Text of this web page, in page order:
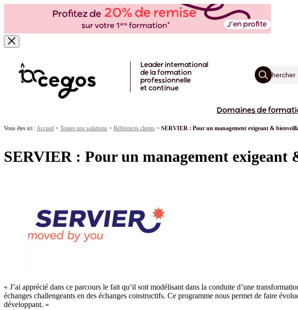
Leader international
de la formation
professionnelle
et continue
Domaines de
Vous êtes ici :Accueil > Toutes nos solutions > Références clients > SERVIER : Pour un management exigeant &
SERVIER : Pour un management exigeant
« J’ai apprécié dans ce parcours le fait qu’il soit modélisant dans la conduite d’une
échanges challengeants en des échanges constructifs. Ce programme nous permet de faire
développant. »